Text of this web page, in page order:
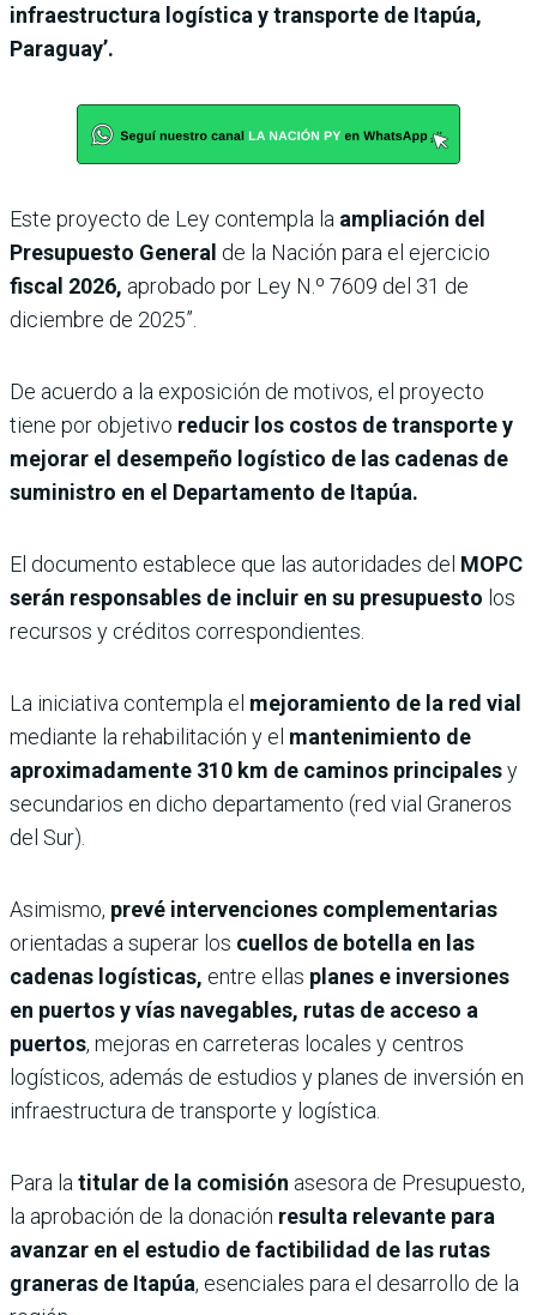
infraestructura logística y transporte de Itapúa,
Paraguay’.
Este proyecto de Ley contempla la ampliación del
Presupuesto General de la Nación para el ejercicio
fiscal 2026, aprobado por Ley N.º 7609 del 31 de
diciembre de 2025”.
De acuerdo a la exposición de motivos, el proyecto
tiene por objetivo reducir los costos de transporte y
mejorar el desempeño logístico de las cadenas de
suministro en el Departamento de Itapúa.
El documento establece que las autoridades del MOPC
serán responsables de incluir en su presupuesto los
recursos y créditos correspondientes.
La iniciativa contempla el mejoramiento de la red vial
mediante la rehabilitación y el mantenimiento de
aproximadamente 310 km de caminos principalesy
secundarios en dicho departamento (red vial Graneros
del Sur).
Asimismo, prevé intervenciones complementarias
orientadas a superar los cuellos de botella en las
cadenas logísticas, entre ellas planes e inversiones
en puertos y vías navegables, rutas de acceso a
puertos, mejoras en carreteras locales y centros
logísticos, además de estudios y planes de inversión en
infraestructura de transporte y logística.
Para la titular de la comisión asesora de Presupuesto,
la aprobación de la donación resulta relevante para
avanzar en el estudio de factibilidad de las rutas
graneras de Itapúa, esenciales para el desarrollo de la